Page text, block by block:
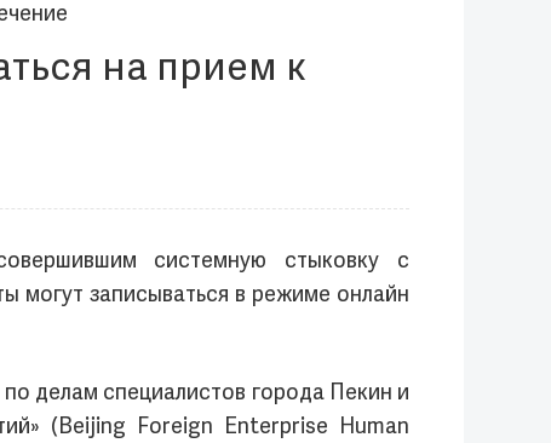
на прием к
системную стыковку с
могут записываться в режиме онлайн
делам специалистов города Пекин и
(Beijing Foreign Enterprise Human